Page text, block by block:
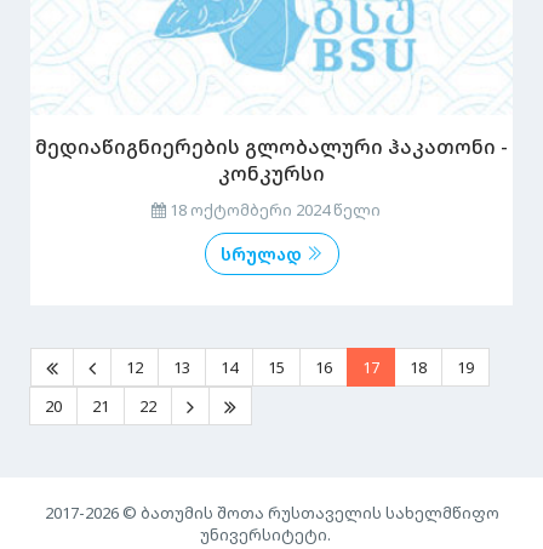
მედიაწიგნიერების გლობალური ჰაკათონი -
კონკურსი
18 ოქტომბერი 2024 წელი
სრულად
12 13 14 15 16 17 18
19
20
21 22
2017-2026 © ბათუმის შოთა რუსთაველის სახელმწიფო
უნივერსიტეტი.